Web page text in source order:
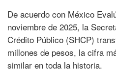
De acuerdo con México
noviembre de 2025, la
Crédito Público (SHCP)
millones de pesos, la cifra
similar en toda la historia.